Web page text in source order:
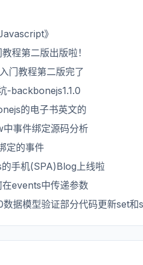
》
程第二版出版啦！
门教程第二版完了
-backbonejs1.1.0
的电子书英文的
事件绑定源码分析
定的事件
手机(SPA)Blog上线啦
events中传递参数
据模型验证部分代码更新set和